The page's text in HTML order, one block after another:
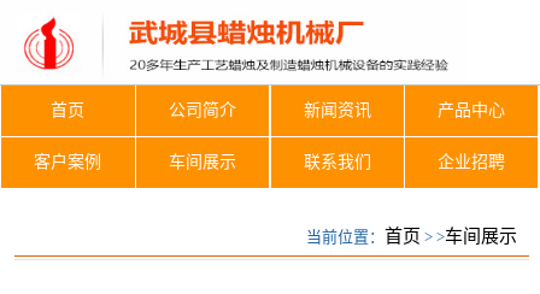
首页 公司简介 新闻资讯 产品中心
客户案例 车间展示 联系我们 企业招聘
当前位置： 首页 > >车间展示